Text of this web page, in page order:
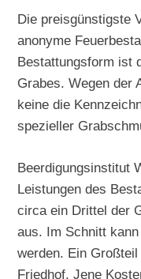
Die preisgünstigste
anonyme
Bestattungsform ist
Grabes. Wegen der
keine die
spezieller
Beerdigungsinstitut
Leistungen des
circa ein Drittel der
aus. Im Schnitt
werden. Ein
Friedhof. Jene